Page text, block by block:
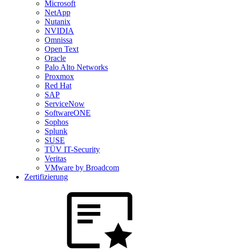
Microsoft
NetApp
Nutanix
NVIDIA
Omnissa
Open Text
Oracle
Palo Alto Networks
Proxmox
Red Hat
SAP
ServiceNow
SoftwareONE
Sophos
Splunk
SUSE
TÜV IT-Security
Veritas
VMware by Broadcom
Zertifizierung